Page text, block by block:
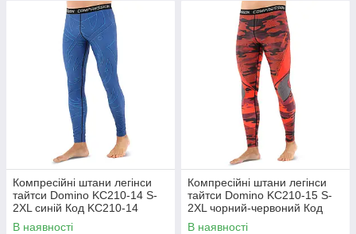
Компресійні штани легінси
тайтси Domino KC210-14 S-
2XL синій Код KC210-14
В наявності
Компресійні штани легінси
тайтси Domino KC210-15 S-
2XL чорний-червоний Код
KC210-15
В наявності